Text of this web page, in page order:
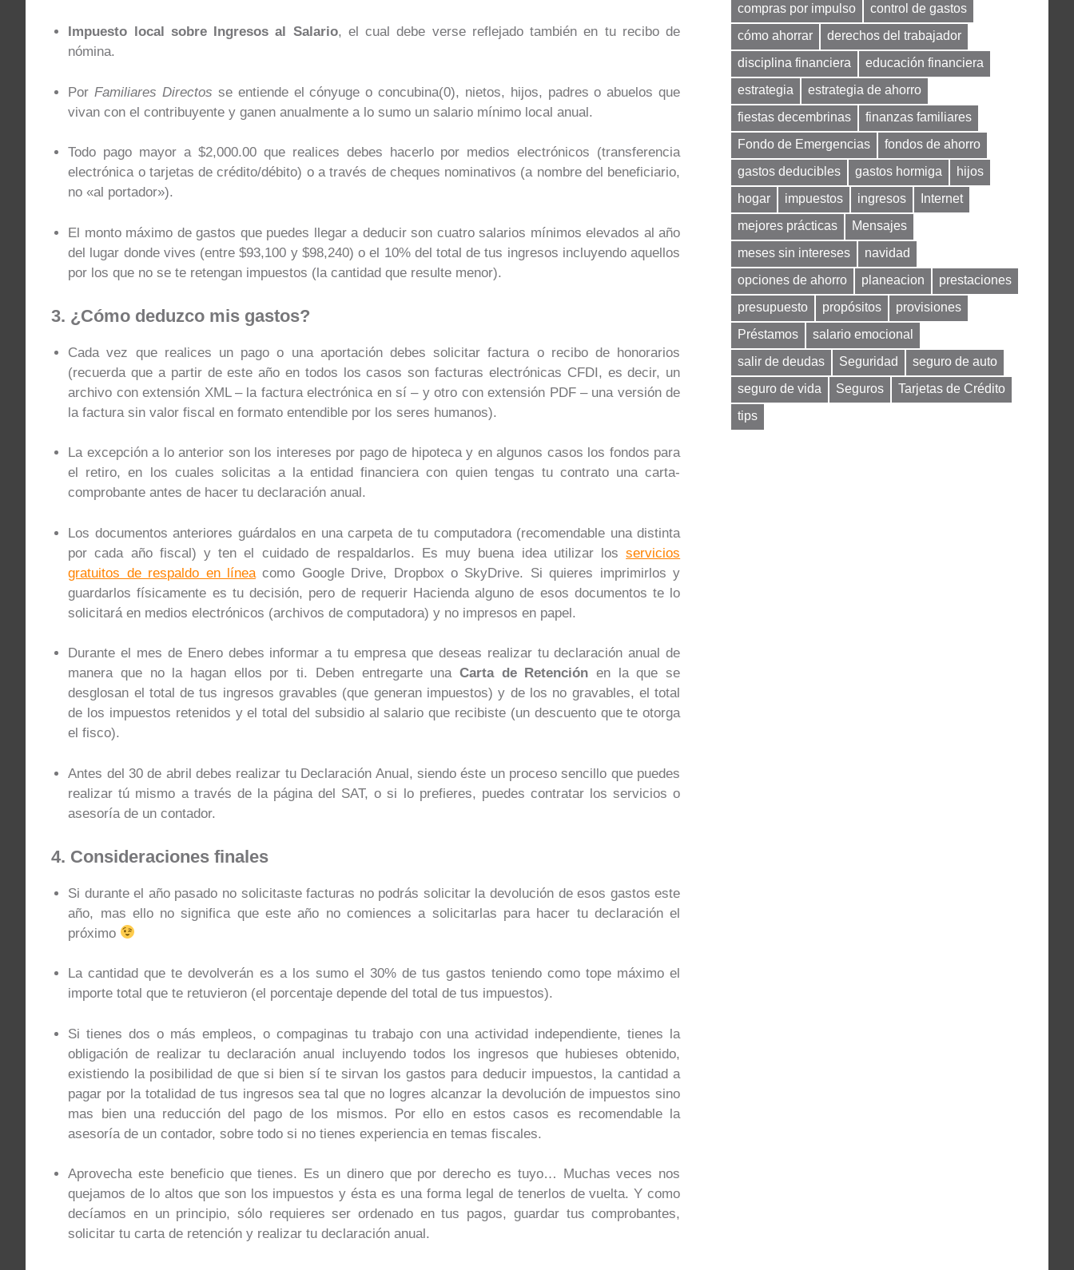
Impuesto local sobre Ingresos al Salario, el cual debe verse reflejado también en tu recibo de
nómina.
PorFamiliares Directos se entiende el cónyuge o concubina(0), nietos, hijos, padres o abuelos que
vivan con el contribuyente y ganen anualmente a lo sumo un salario mínimo local anual.
Todo pago mayor a $2,000.00 que realices debes hacerlo por medios electrónicos (transferencia
electrónica o tarjetas de crédito/débito) o a través de cheques nominativos (a nombre del beneficiario,
no «al portador»).
El monto máximo de gastos que puedes llegar a deducir son cuatro salarios mínimos elevados al año
del lugar donde vives (entre $93,100 y $98,240) o el 10% del total de tus ingresos incluyendo aquellos
por los que no se te retengan impuestos (la cantidad que resulte menor).
3. ¿Cómo deduzco mis gastos?
Cada vez que realices un pago o una aportación debes solicitar factura o recibo de honorarios
(recuerda que a partir de este año en todos los casos son facturas electrónicas CFDI, es decir, un
archivo con extensión XML – la factura electrónica en sí – y otro con extensión PDF – una versión de
la factura sin valor fiscal en formato entendible por los seres humanos).
La excepción a lo anterior son los intereses por pago de hipoteca y en algunos casos los fondos para
el retiro, en los cuales solicitas a la entidad financiera con quien tengas tu contrato una carta-
comprobante antes de hacer tu declaración anual.
Los documentos anteriores guárdalos en una carpeta de tu computadora (recomendable una distinta
por cada año fiscal) y ten el cuidado de respaldarlos. Es muy buena idea utilizar losservicios
gratuitos de respaldo en líneacomo Google Drive, Dropbox o SkyDrive. Si quieres imprimirlos y
guardarlos físicamente es tu decisión, pero de requerir Hacienda alguno de esos documentos te lo
solicitará en medios electrónicos (archivos de computadora) y no impresos en papel.
Durante el mes de Enero debes informar a tu empresa que deseas realizar tu declaración anual de
manera que no la hagan ellos por ti. Deben entregarte una Carta de Retención en la que se
desglosan el total de tus ingresos gravables (que generan impuestos) y de los no gravables, el total
de los impuestos retenidos y el total del subsidio al salario que recibiste (un descuento que te otorga
el fisco).
Antes del 30 de abril debes realizar tu Declaración Anual, siendo éste un proceso sencillo que puedes
realizar tú mismo a través de la página del SAT, o si lo prefieres, puedes contratar los servicios o
asesoría de un contador.
4. Consideraciones finales
Si durante el año pasado no solicitaste facturas no podrás solicitar la devolución de esos gastos este
año, mas ello no significa que este año no comiences a solicitarlas para hacer tu declaración el
próximo
La cantidad que te devolverán es a los sumo el 30% de tus gastos teniendo como tope máximo el
importe total que te retuvieron (el porcentaje depende del total de tus impuestos).
Si tienes dos o más empleos, o compaginas tu trabajo con una actividad independiente, tienes la
obligación de realizar tu declaración anual incluyendo todos los ingresos que hubieses obtenido,
existiendo la posibilidad de que si bien sí te sirvan los gastos para deducir impuestos, la cantidad a
pagar por la totalidad de tus ingresos sea tal que no logres alcanzar la devolución de impuestos sino
mas bien una reducción del pago de los mismos. Por ello en estos casos es recomendable la
asesoría de un contador, sobre todo si no tienes experiencia en temas fiscales.
Aprovecha este beneficio que tienes. Es un dinero que por derecho es tuyo… Muchas veces nos
quejamos de lo altos que son los impuestos y ésta es una forma legal de tenerlos de vuelta. Y como
decíamos en un principio, sólo requieres ser ordenado en tus pagos, guardar tus comprobantes,
solicitar tu carta de retención y realizar tu declaración anual.
compras por impulso
control de gastos
cómo ahorrar
derechos del trabajador
disciplina financiera
educación financiera
estrategia
estrategia de ahorro
fiestas decembrinas
finanzas familiares
Fondo de Emergencias
fondos de ahorro
gastos deducibles
gastos hormiga
hijos
hogar
impuestos ingresos
Internet
mejores prácticas
Mensajes
meses sin intereses
navidad
opciones de ahorro
planeacion
prestaciones
presupuesto
propósitos
provisiones
Préstamos
salario emocional
salir de deudas
Seguridad
seguro de auto
seguro de vida
Seguros
Tarjetas de Crédito
tips